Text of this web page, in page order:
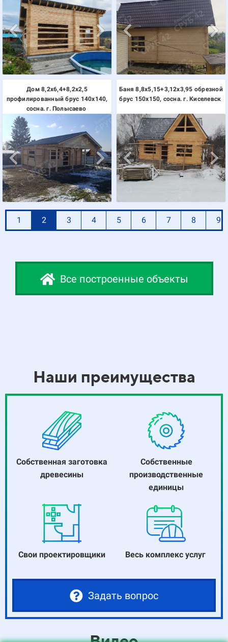
Дом 8,2х6,4+8,2х2,5
профилированный брус 140х140,
сосна. г. Полысаево
Баня 8,8х5,15+3,12х3,95 обрезной
брус 150х150, сосна. г. Киселевск
1 2 3 4 5 6 7 8 9
Все построенные объекты
Наши преимущества
Собственная заготовка
древесины
Собственные
производственные
единицы
Свои проектировщики Весь комплекс услуг
Задать вопрос